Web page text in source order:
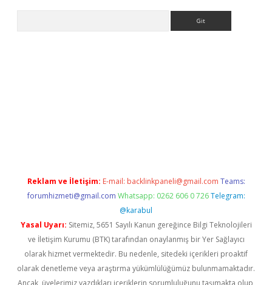
Reklam ve İletişim: E-mail: backlinkpaneli@gmail.com Teams:
forumhizmeti@gmail.com Whatsapp: 0262 606 0 726 Telegram:
@karabul
Yasal Uyarı: Sitemiz, 5651 Sayılı Kanun gereğince Bilgi Teknolojileri
ve İletişim Kurumu (BTK) tarafından onaylanmış bir Yer Sağlayıcı
olarak hizmet vermektedir. Bu nedenle, sitedeki içerikleri proaktif
olarak denetleme veya araştırma yükümlülüğümüz bulunmamaktadır.
Ancak, üyelerimiz yazdıkları içeriklerin sorumluluğunu taşımakta olup,